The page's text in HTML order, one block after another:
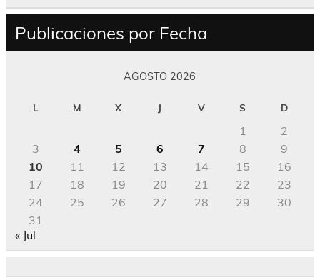
Publicaciones por Fecha
AGOSTO 2026
L M X J V S D
1
2
3
4 5 6 7 8
9
10
11 12 13 14 15
16
17
18 19 20 21 22
23
24
25 26 27 28 29
30
31
« Jul